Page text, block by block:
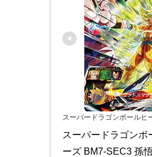
スーパードラゴンボールヒ
スーパードラゴンボ
ーズ BM7-SEC3 孫